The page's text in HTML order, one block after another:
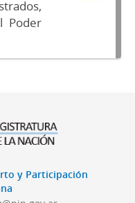
Poder
y Participación